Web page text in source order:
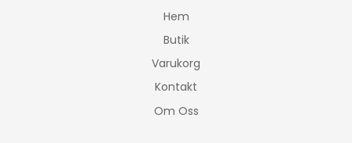
Hem
Butik
Varukorg
Kontakt
Om Oss